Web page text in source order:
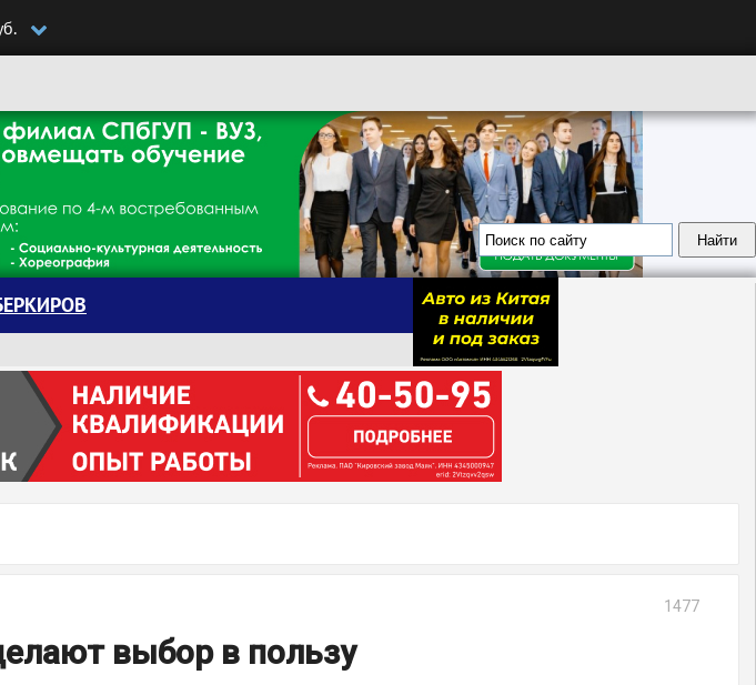
1477
выбор в пользу